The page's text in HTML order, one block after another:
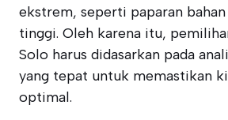
ekstrem, seperti paparan
tinggi. Oleh karena itu,
Solo harus didasarkan pada
yang tepat untuk memastikan
optimal.